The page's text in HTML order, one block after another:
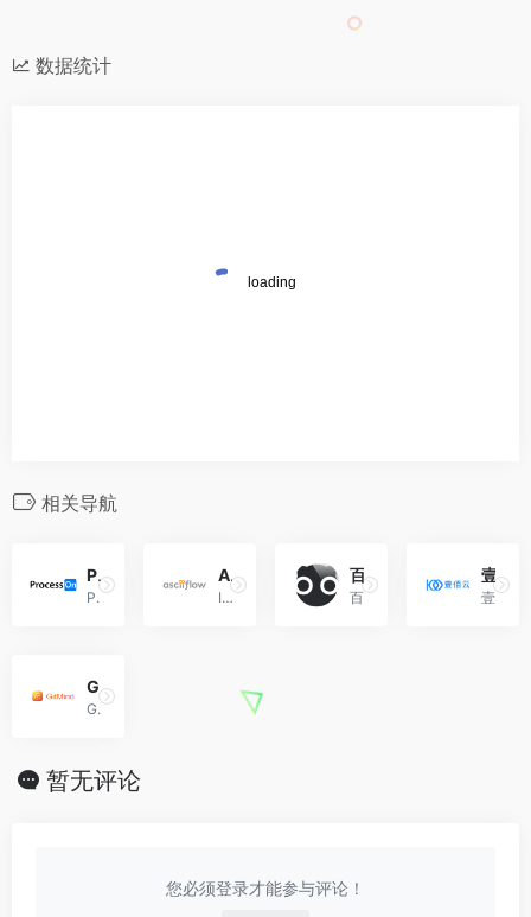
数据统计
相关导航
ProcessOn
ProcessOn是一个在线协作绘图平台，为用户提供强大、易用的作图工具！支持在线创作流程图、思维导图、组织结构图、网络拓扑图、BPMN、UML图、UI界面原型设计、iOS界面原型设计等。同时依托于互联网实现了人与人之间的实时协作和共享。
ASCIIFlow
Infinite ASCII diagrams, save to Google Drive, resize, freeform draw, and export straight to text/html.
百度脑图
百度脑图，便捷的脑图编辑工具 - 控制创意，如此简单。让您在线上直接创建、保存并分享你的思路。免安装 云存储 易分享 体验舒适 功能丰富
壹佰云
壹佰云是由壹佰网络科技公司独立研发的小程序源码SASS平台。
GitMind思维导图
GitMind是一款免费在线思维导图软件，支持Windows/Mac/Linux多平台操作及内容同步。
暂无评论
您必须登录才能参与评论！